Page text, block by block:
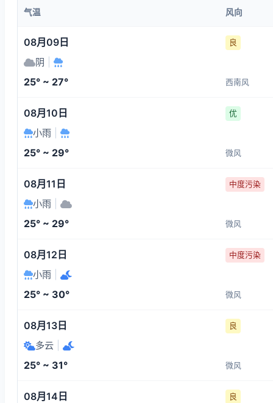
气温
风向
08月09日 良
阴
25° ~ 27° 西南风
08月10日 优
小雨
25° ~ 29° 微风
08月11日 中度污染
小雨
25° ~ 29° 微风
08月12日 中度污染
小雨
25° ~ 30° 微风
08月13日 良
多云
25° ~ 31° 微风
08月14日 良